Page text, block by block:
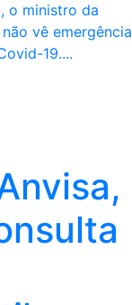
o ministro da
vê emergência
19....